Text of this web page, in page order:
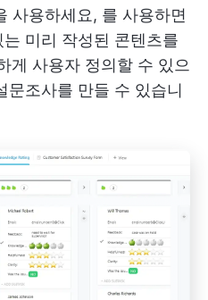
사용하세요, 를 사용하면
미리 작성된 콘텐츠를
게 사용자 정의할 수 있으
문조사를 만들 수 있습니